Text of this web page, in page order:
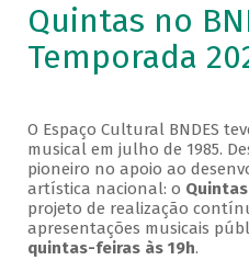
Quintas no
Temporada
O Espaço Cultural BNDES
musical em julho de 1985.
pioneiro no apoio ao
artística nacional: o Quintas
projeto de realização
apresentações musicais
quintas-feiras às 19h.